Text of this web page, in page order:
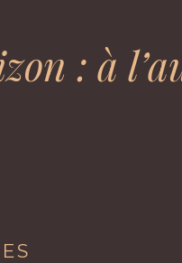
: à